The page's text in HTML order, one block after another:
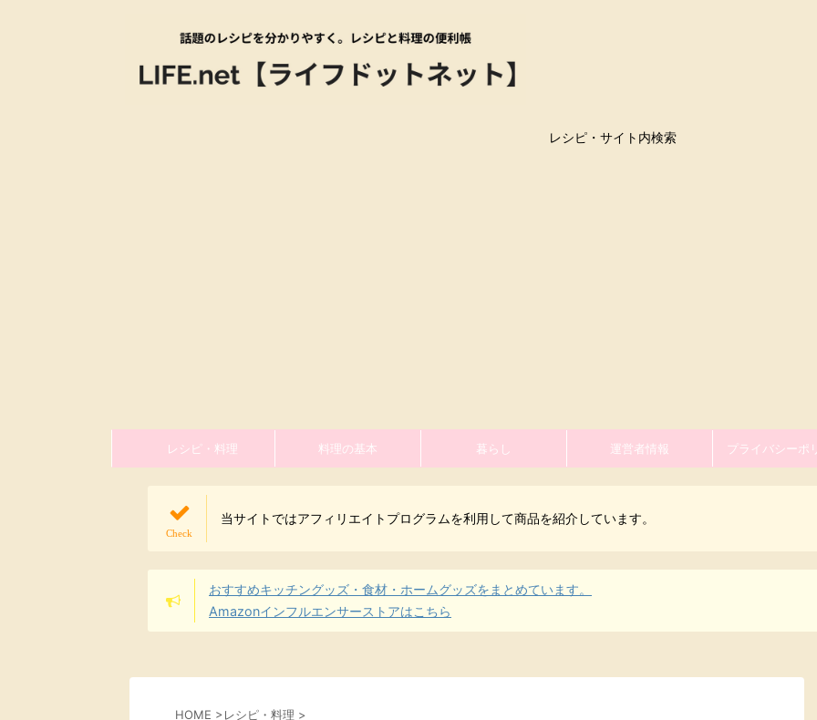
レシピ・サイト内検索
レシピ・料理 料理の基本 暮らし 運営者情報 プライバシーポ
当サイトではアフィリエイトプログラムを利用して商品を紹介しています。
おすすめキッチングッズ・食材・ホームグッズをまとめています。
Amazonインフルエンサーストアはこちら
HOME >レシピ・料理 >